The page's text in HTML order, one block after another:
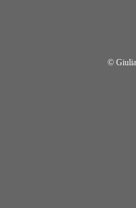
©